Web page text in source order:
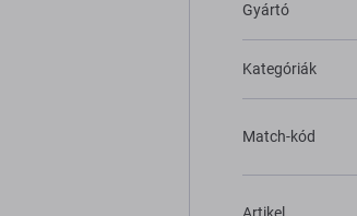
Gyártó
Kategóriák
Match-kód